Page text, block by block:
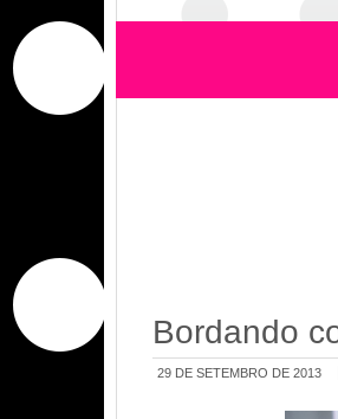
Bordando
29 DE SETEMBRO DE 2013